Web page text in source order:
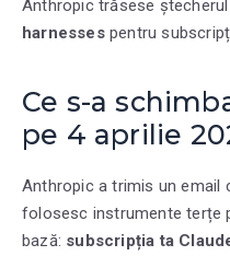
Anthropic trăsese
harnessespentru
Ce s-a
pe 4 aprilie
Anthropic a trimis un email
folosesc instrumente terțe
bază: subscripția ta